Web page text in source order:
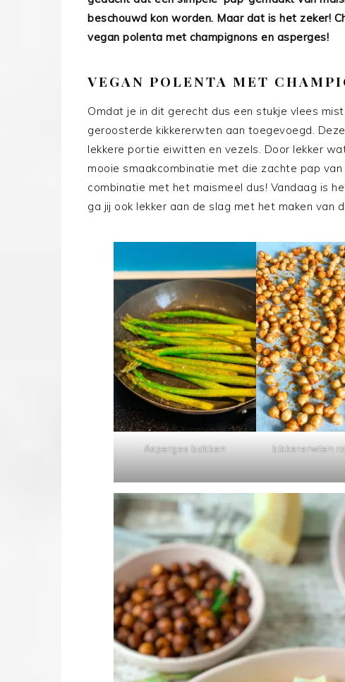
beschouwd kon worden. Maar dat is het zeker!
vegan polenta met champignons en asperges!
VEGAN POLENTA MET
Omdat je in dit gerecht dus een stukje vlees
geroosterde kikkererwten aan toegevoegd.
lekkere portie eiwitten en vezels. Door lekker
mooie smaakcombinatie met die zachte pap
combinatie met het maismeel dus! Vandaag is
ga jij ook lekker aan de slag met het maken van
Asperges bakken kikkererwten